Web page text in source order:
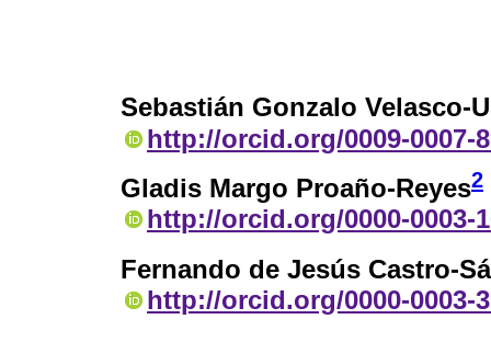
Sebastián Gonzalo Velasco-
http://orcid.org/0009-0007-
Gladis Margo Proaño-Reyes2
http://orcid.org/0000-0003-
Fernando de Jesús Castro-
http://orcid.org/0000-0003-